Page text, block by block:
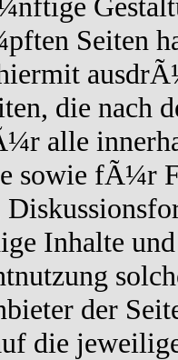
Seiten
die nach
alle
sowie fÃ¼r
Inhalte
der
die